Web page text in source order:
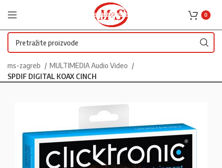
0
ms-zagreb
MULTIMEDIA Audio Video
SPDIF DIGITAL KOAX CINCH